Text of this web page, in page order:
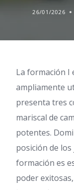
26/01/2026
La formación I
ampliamente
presenta tres
mariscal de
potentes.
posición de
formación es
poder